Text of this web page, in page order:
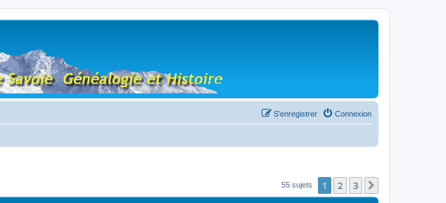
Connexion
S’enregistrer
55 sujets 1 2 3